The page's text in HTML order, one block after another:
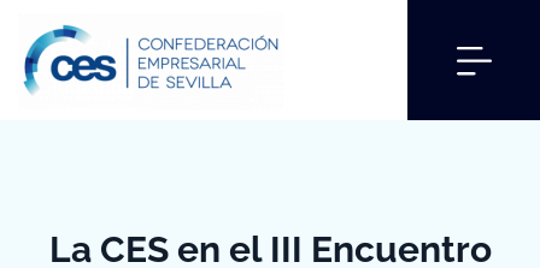
La CES en el III Encuentro